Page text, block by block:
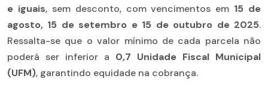
e iguais, sem desconto, com vencimentos em 15 de
agosto, 15 de setembro e 15 de outubro de 2025.
Ressalta-se que o valor mínimo de cada parcela não
poderá ser inferior a 0,7 Unidade Fiscal Municipal
(UFM), garantindo equidade na cobrança.